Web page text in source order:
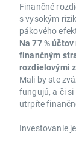
Finančné
s vysokým
pákového
Na 77 %
finančným
rozdielovými
Mali by ste
fungujú, a či
utrpíte
Investovanie